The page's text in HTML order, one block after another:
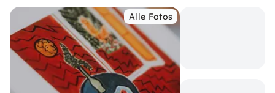
Alle Fotos